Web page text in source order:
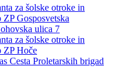
za šolske otroke in
ZP Gosposvetska
ulica 7
za šolske otroke in
ZP Hoče
Cesta Proletarskih brigad